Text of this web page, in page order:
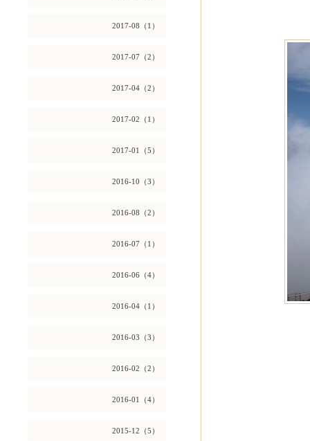
2017-08（1）
2017-07（2）
2017-04（2）
2017-02（1）
2017-01（5）
2016-10（3）
2016-08（2）
2016-07（1）
2016-06（4）
2016-04（1）
2016-03（3）
2016-02（2）
2016-01（4）
2015-12（5）